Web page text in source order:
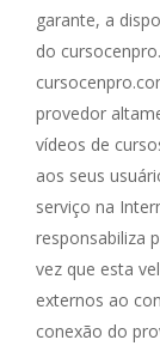
garante, a
do
provedor
vídeos de
aos seus
serviço na
responsabiliza
vez que esta
externos ao
conexão do